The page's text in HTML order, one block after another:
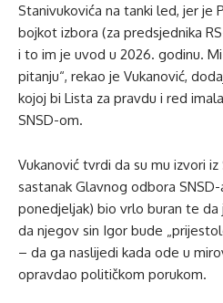
Stanivukovića na tanki led, jer je
bojkot izbora (za predsjednika
i to im je uvod u 2026. godinu.
pitanju“, rekao je Vukanović,
kojoj bi Lista za pravdu i red
SNSD-om.
Vukanović tvrdi da su mu izvori iz
sastanak Glavnog odbora SNSD-
ponedjeljak) bio vrlo buran te
da njegov sin Igor bude
– da ga naslijedi kada ode u
opravdao političkom porukom.